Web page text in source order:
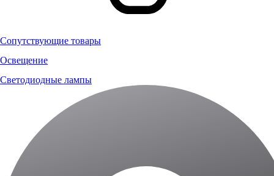
Сопутствующие товары
Освещение
Светодиодные лампы